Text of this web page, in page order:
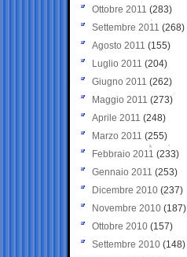
Ottobre 2011 (283)
Settembre 2011 (268)
Agosto 2011 (155)
Luglio 2011 (204)
Giugno 2011 (262)
Maggio 2011 (273)
Aprile 2011 (248)
Marzo 2011 (255)
Febbraio 2011 (233)
Gennaio 2011 (253)
Dicembre 2010 (237)
Novembre 2010 (187)
Ottobre 2010 (157)
Settembre 2010 (148)